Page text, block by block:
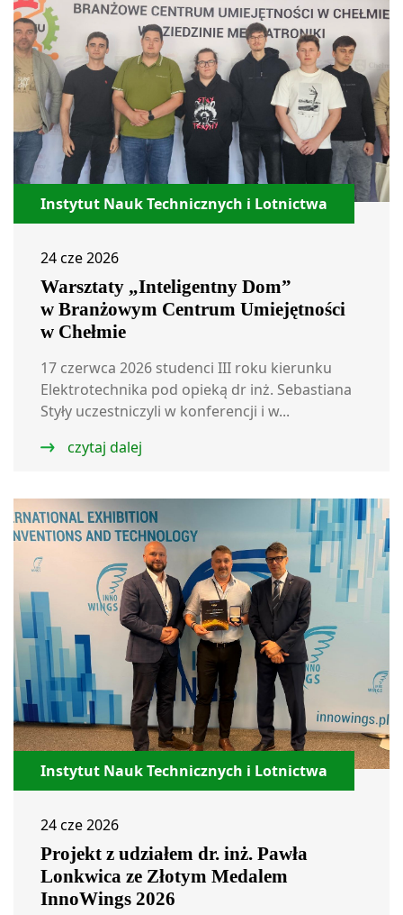
Instytut Nauk Technicznych i Lotnictwa
24 cze 2026
Warsztaty „Inteligentny Dom”
w Branżowym Centrum Umiejętności
w Chełmie
17 czerwca 2026 studenci III roku kierunku
Elektrotechnika pod opieką dr inż. Sebastiana
Styły uczestniczyli w konferencji i w...
czytaj dalej
Instytut Nauk Technicznych i Lotnictwa
24 cze 2026
Projekt z udziałem dr. inż. Pawła
Lonkwica ze Złotym Medalem
InnoWings 2026